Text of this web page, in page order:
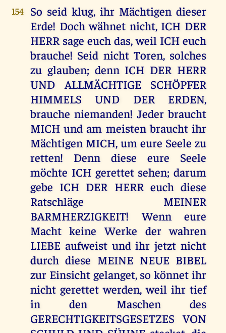
154
So seid klug, ihr Mächtigen dieser
Erde! Doch wähnet nicht, ICH DER
HERR sage euch das, weil ICH euch
brauche! Seid nicht Toren, solches
zu glauben; denn ICH DER HERR
UND ALLMÄCHTIGE SCHÖPFER
HIMMELS UND DER ERDEN,
brauche niemanden! Jeder braucht
MICH und am meisten braucht ihr
Mächtigen MICH, um eure Seele zu
retten! Denn diese eure Seele
möchte ICH gerettet sehen; darum
gebe ICH DER HERR euch diese
Ratschläge MEINER
BARMHERZIGKEIT! Wenn eure
Macht keine Werke der wahren
LIEBE aufweist und ihr jetzt nicht
durch diese MEINE NEUE BIBEL
zur Einsicht gelanget, so könnet ihr
nicht gerettet werden, weil ihr tief
in den Maschen des
GERECHTIGKEITSGESETZES VON